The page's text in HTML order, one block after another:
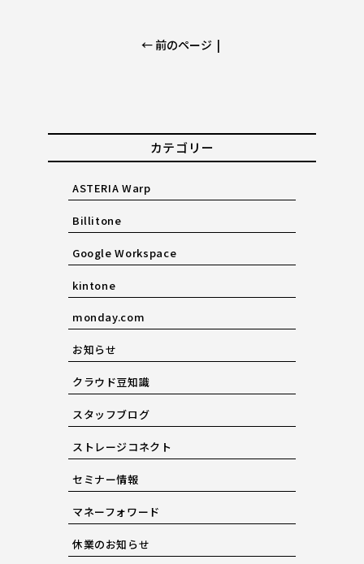
← 前のページ |
カテゴリー
ASTERIA Warp
Billitone
Google Workspace
kintone
monday.com
お知らせ
クラウド豆知識
スタッフブログ
ストレージコネクト
セミナー情報
マネーフォワード
休業のお知らせ